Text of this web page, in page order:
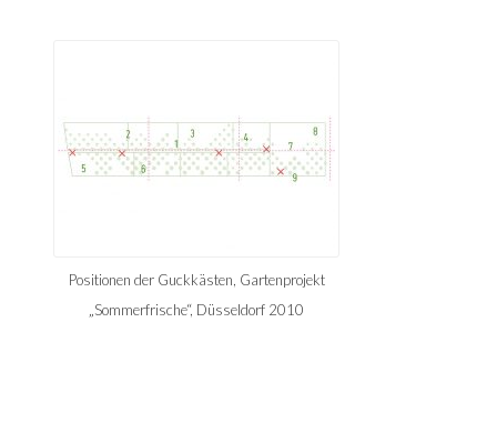
Positionen der Guckkästen, Gartenprojekt
„Sommerfrische“, Düsseldorf 2010